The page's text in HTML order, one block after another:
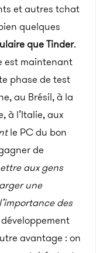
et autres tchat
quelques
que Tinder.
est maintenant
phase de test
au Brésil, à la
à l’Italie, aux
le PC du bon
de
aux gens
une
des
avantage : on